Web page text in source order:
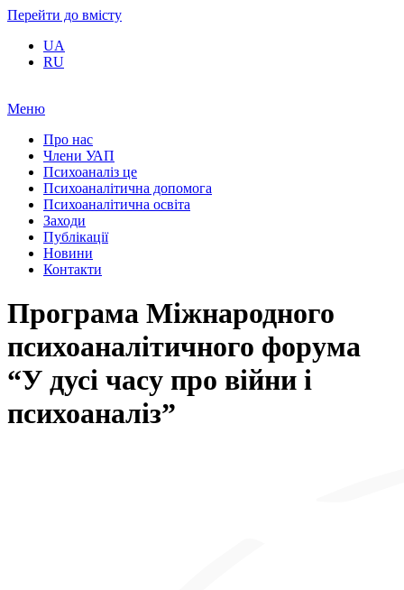
Перейти до вмісту
UA
RU
Меню
Про нас
Члени УАП
Психоаналіз це
Психоаналітична допомога
Психоаналітична освіта
Заходи
Публікації
Новини
Контакти
Програма Міжнародного
психоаналітичного форума
“У дусі часу про війни і
психоаналіз”